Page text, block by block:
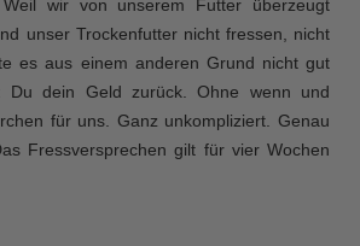
Weil wir von unserem Futter überzeugt
unser Trockenfutter nicht fressen, nicht
es aus einem anderen Grund nicht gut
Du dein Geld zurück. Ohne wenn und
für uns. Ganz unkompliziert. Genau
Fressversprechen gilt für vier Wochen